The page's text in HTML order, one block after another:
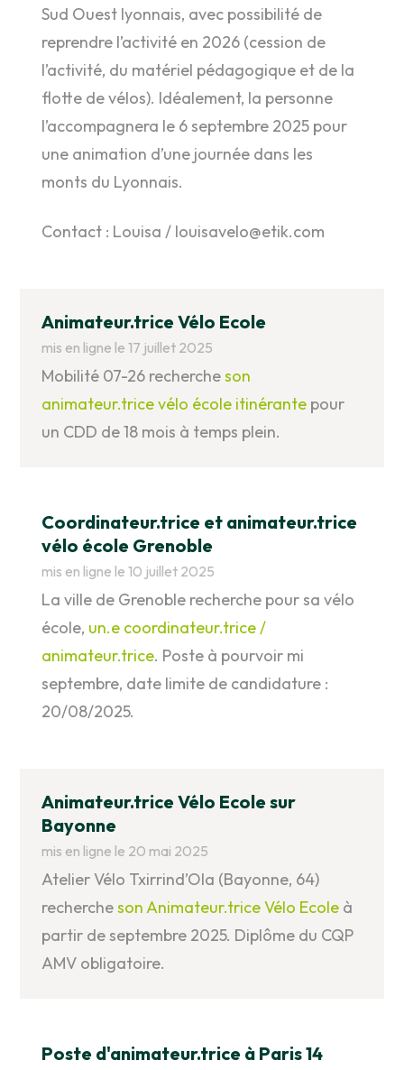
Sud Ouest lyonnais, avec possibilité de
reprendre l’activité en 2026 (cession de
l’activité, du matériel pédagogique et de la
flotte de vélos). Idéalement, la personne
l’accompagnera le 6 septembre 2025 pour
une animation d’une journée dans les
monts du Lyonnais.
Contact : Louisa / louisavelo@etik.com
Animateur.trice Vélo Ecole
mis en ligne le 17 juillet 2025
Mobilité 07-26 rechercheson
animateur.trice vélo école itinérante pour
un CDD de 18 mois à temps plein.
Coordinateur.trice et animateur.trice
vélo école Grenoble
mis en ligne le 10 juillet 2025
La ville de Grenoble recherche pour sa vélo
école, un.e coordinateur.trice /
animateur.trice. Poste à pourvoir mi
septembre, date limite de candidature :
20/08/2025.
Animateur.trice Vélo Ecole sur
Bayonne
mis en ligne le 20 mai 2025
Atelier Vélo Txirrind’Ola (Bayonne, 64)
rechercheson Animateur.trice Vélo Ecole à
partir de septembre 2025. Diplôme du CQP
AMV obligatoire.
Poste d'animateur.trice à Paris 14